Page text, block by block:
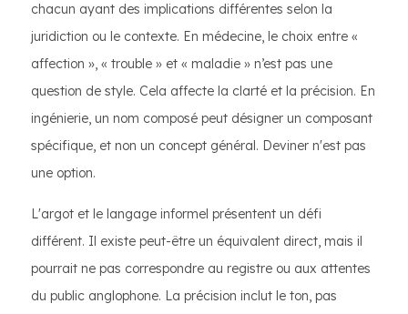
chacun ayant des implications différentes selon la
juridiction ou le contexte. En médecine, le choix entre «
affection », « trouble » et « maladie » n’est pas une
question de style. Cela affecte la clarté et la précision. En
ingénierie, un nom composé peut désigner un composant
spécifique, et non un concept général. Deviner n'est pas
une option.
L'argot et le langage informel présentent un défi
différent. Il existe peut-être un équivalent direct, mais il
pourrait ne pas correspondre au registre ou aux attentes
du public anglophone. La précision inclut le ton, pas